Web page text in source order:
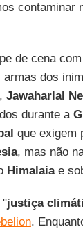
contaminar
de cena
dos
Jawaharlal
durante a
que exigem
, mas não
Himalaiae
"justiça
.